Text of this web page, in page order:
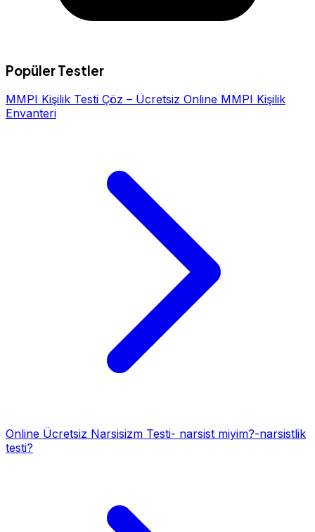
Popüler Testler
MMPI Kişilik Testi Çöz – Ücretsiz Online MMPI Kişilik
Envanteri
Online Ücretsiz Narsisizm Testi- narsist miyim?-narsistlik
testi?